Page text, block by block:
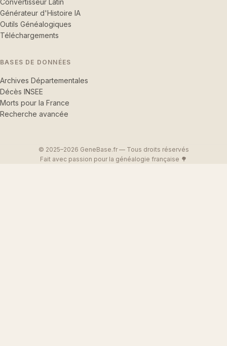
Convertisseur Latin
Générateur d'Histoire IA
Outils Généalogiques
Téléchargements
BASES DE DONNÉES
Archives Départementales
Décès INSEE
Morts pour la France
Recherche avancée
© 2025–2026 GeneBase.fr — Tous droits réservés
Fait avec passion pour la généalogie française 🌳